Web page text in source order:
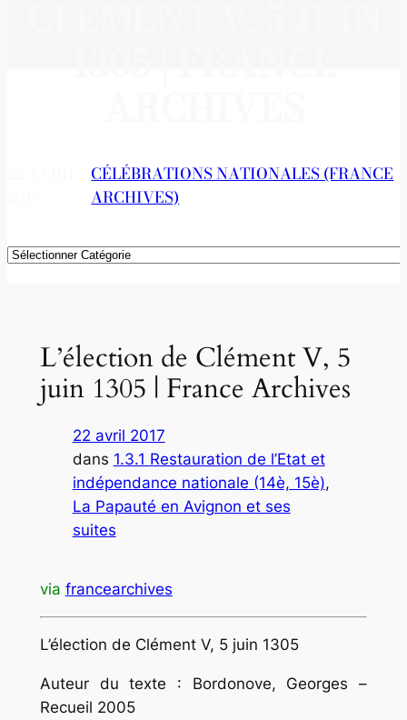
CÉLÉBRATIONS NATIONALES (FRANCE
ARCHIVES)
Catégories
L’élection de Clément V, 5
juin 1305 | France Archives
22 avril 2017
dans 1.3.1 Restauration de l’Etat et
indépendance nationale (14è, 15è)
La Papauté en Avignon et ses
suites
via francearchives
L’élection de Clément V, 5 juin 1305
Auteur du texte : Bordonove, Georges –
Recueil 2005